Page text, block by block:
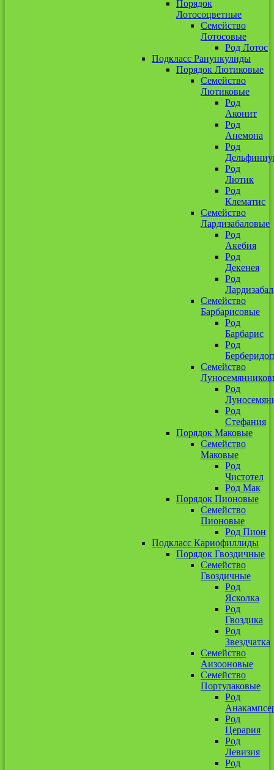
Порядок
Лотосоцветные
Семейство
Лотосовые
Род Лотос
Подкласс Ранункулиды
Порядок Лютиковые
Семейство
Лютиковые
Род
Аконит
Род
Анемона
Род
Род
Лютик
Род
Клематис
Семейство
Лардизабаловые
Род
Акебия
Род
Декенея
Род
Семейство
Барбарисовые
Род
Барбарис
Род
Семейство
Род
Род
Стефания
Порядок Маковые
Семейство
Маковые
Род
Чистотел
Род Мак
Порядок Пионовые
Семейство
Пионовые
Род Пион
Подкласс Кариофиллиды
Порядок Гвоздичные
Семейство
Гвоздичные
Род
Ясколка
Род
Гвоздика
Род
Звездчатка
Семейство
Аизооновые
Семейство
Портулаковые
Род
Род
Церария
Род
Левизия
Род